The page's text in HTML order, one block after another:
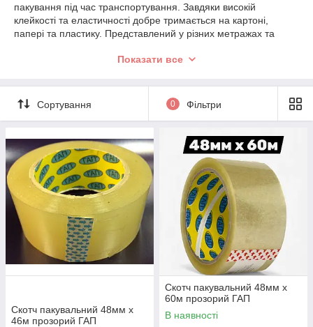
пакування під час транспортування. Завдяки високій
клейкості та еластичності добре тримається на картоні,
папері та пластику. Представлений у різних метражах та
Показати все
Сортування 0 Фільтри
Скотч пакувальний 48мм x
46м прозорий ГАП
Скотч пакувальний 48мм x
60м прозорий ГАП
В наявності